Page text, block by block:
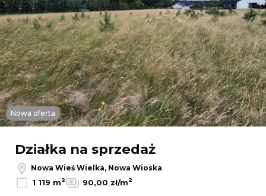
Nowa oferta
Działka na sprzedaż
Nowa Wieś Wielka, Nowa Wioska
1 119 m2 90,00 zł/m2